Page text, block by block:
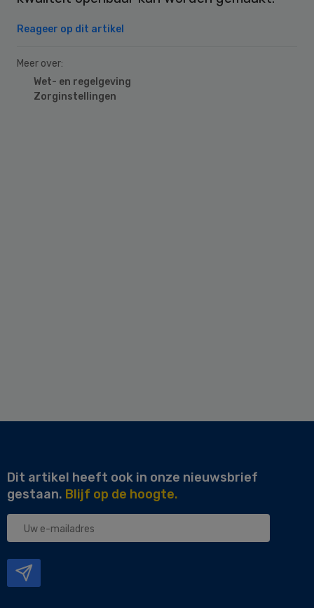
Reageer op dit artikel
Meer over:
Wet- en regelgeving
Zorginstellingen
Dit artikel heeft ook in onze nieuwsbrief
gestaan. Blijf op de hoogte.
Uw